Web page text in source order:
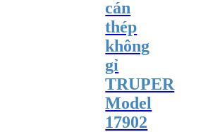
cán
thép
không
gỉ
TRUPER
Model
17902